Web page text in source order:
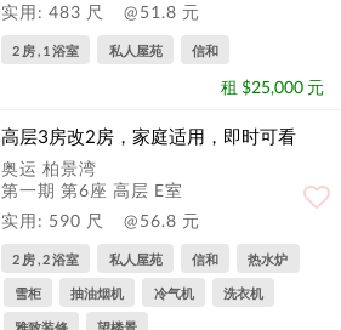
实用: 483 尺
@51.8 元
2 房 , 1 浴室 私人屋苑 信和
租 $25,000 元
高层3房改2房，家庭适用，即时可看
奥运 柏景湾
第一期 第6座 高层 E室
实用: 590 尺
@56.8 元
2 房 , 2 浴室 私人屋苑 信和 热水炉
雪柜 抽油烟机 冷气机 洗衣机
雅致装修 望楼景